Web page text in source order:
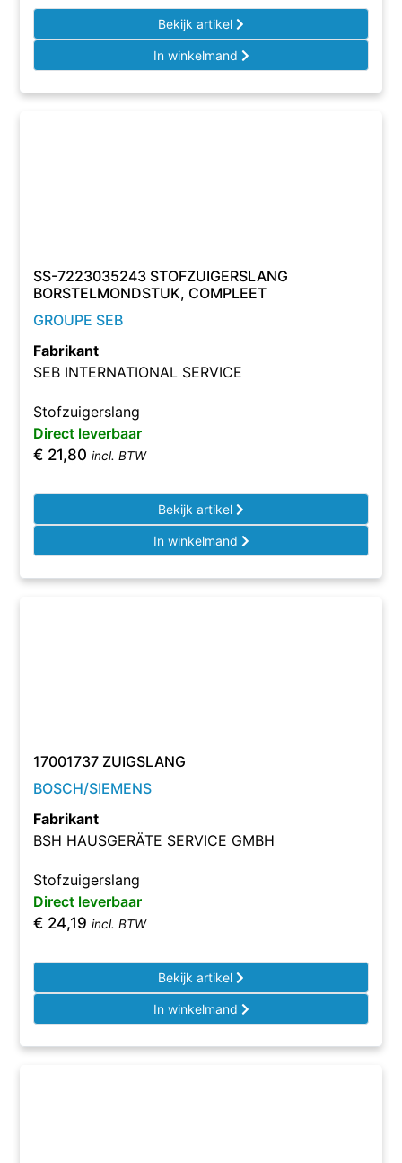
Bekijk artikel
In winkelmand
SS-7223035243 STOFZUIGERSLANG
BORSTELMONDSTUK, COMPLEET
GROUPE SEB
Fabrikant
SEB INTERNATIONAL SERVICE
Stofzuigerslang
Direct leverbaar
€ 21,80 incl. BTW
Bekijk artikel
In winkelmand
17001737 ZUIGSLANG
BOSCH/SIEMENS
Fabrikant
BSH HAUSGERÄTE SERVICE GMBH
Stofzuigerslang
Direct leverbaar
€ 24,19 incl. BTW
Bekijk artikel
In winkelmand